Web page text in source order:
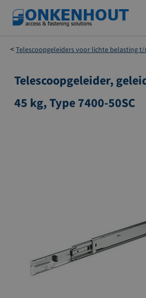
Ga
naar
de
inhoud
Telescoopgeleiders voor lichte belasting t/
Ga
het
Telescoopgeleider,
45 kg, Type 7400-50SC